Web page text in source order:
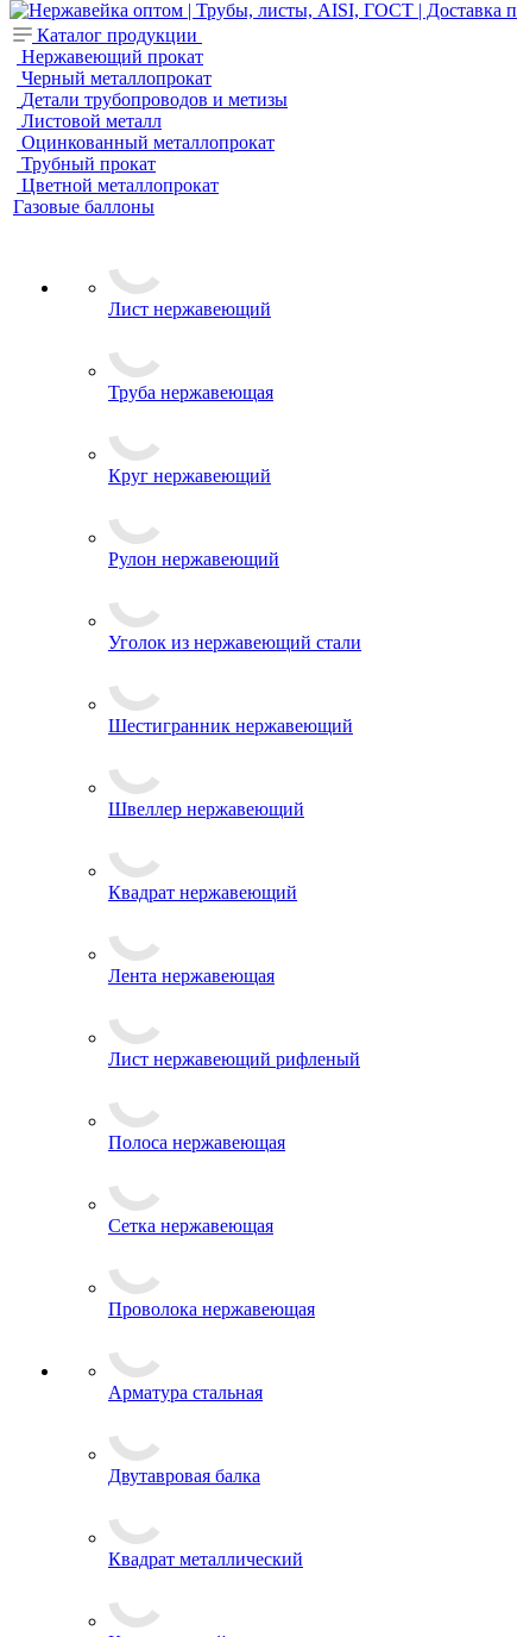
Каталог продукции
Нержавеющий прокат
Черный металлопрокат
Детали трубопроводов и метизы
Листовой металл
Оцинкованный металлопрокат
Трубный прокат
Цветной металлопрокат
Газовые баллоны
Лист нержавеющий
Труба нержавеющая
Круг нержавеющий
Рулон нержавеющий
Уголок из нержавеющий стали
Шестигранник нержавеющий
Швеллер нержавеющий
Квадрат нержавеющий
Лента нержавеющая
Лист нержавеющий рифленый
Полоса нержавеющая
Сетка нержавеющая
Проволока нержавеющая
Арматура стальная
Двутавровая балка
Квадрат металлический